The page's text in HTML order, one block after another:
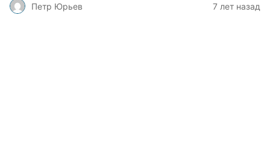
Петр Юрьев 7 лет назад